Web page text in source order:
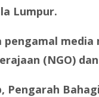
Lumpur.
media
(NGO)
Pengarah